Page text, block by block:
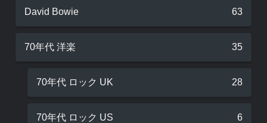
David Bowie 63
70年代 洋楽 35
70年代 ロック UK 28
70年代 ロック US 6